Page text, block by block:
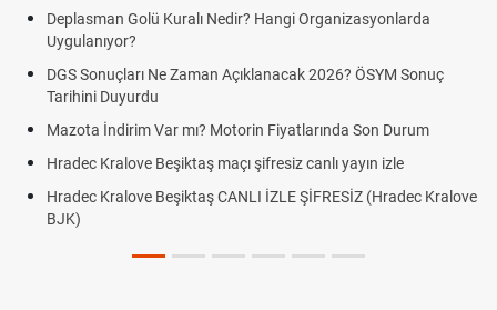
Deplasman Golü Kuralı Nedir? Hangi Organizasyonlarda
Uygulanıyor?
DGS Sonuçları Ne Zaman Açıklanacak 2026? ÖSYM Sonuç
Tarihini Duyurdu
Mazota İndirim Var mı? Motorin Fiyatlarında Son Durum
Hradec Kralove Beşiktaş maçı şifresiz canlı yayın izle
Hradec Kralove Beşiktaş CANLI İZLE ŞİFRESİZ (Hradec Kralove
BJK)